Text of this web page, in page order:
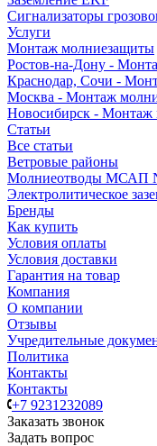
Сигнализаторы
Услуги
Монтаж молниезащиты
Ростов-на-Дону -
Краснодар, Сочи -
Москва - Монтаж
Новосибирск - Монтаж
Статьи
Все статьи
Ветровые районы
Молниеотводы МСАП
Электролитическое
Бренды
Как купить
Условия оплаты
Условия доставки
Гарантия на товар
Компания
О компании
Отзывы
Учредительные
Политика
Контакты
Контакты
+7 9231232089
Заказать звонок
Задать вопрос